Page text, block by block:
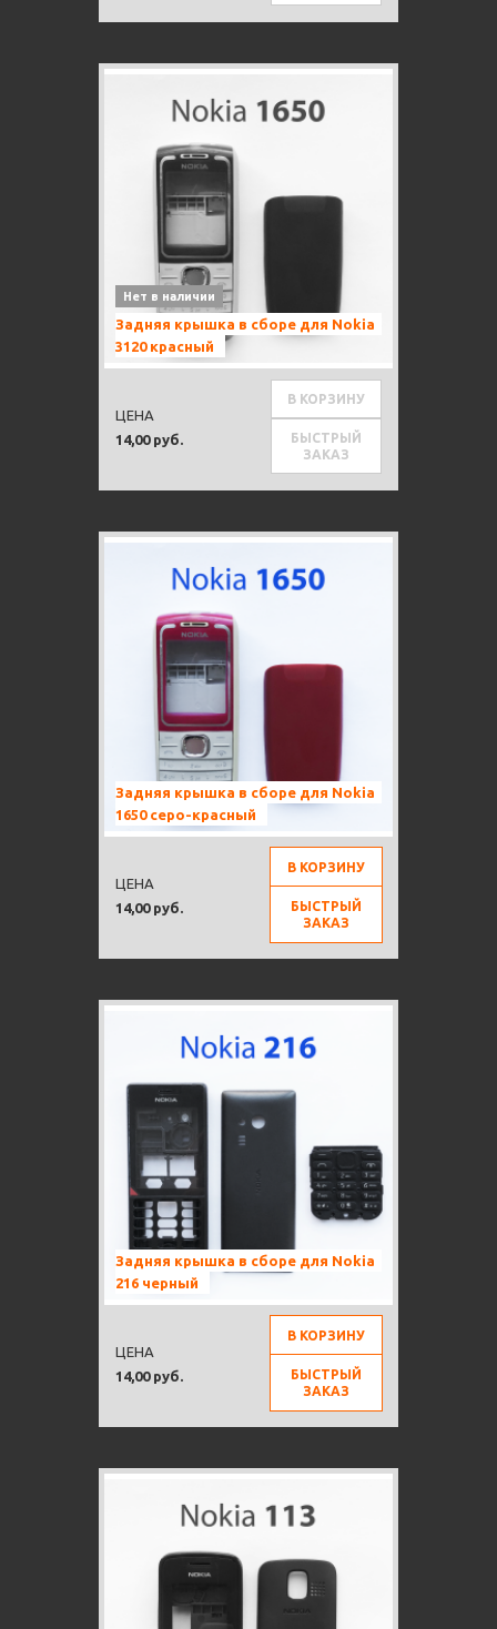
Нет в наличии
Задняя крышка в сборе для Nokia
3120 красный
14,00 руб.
ЦЕНА
В КОРЗИНУ
БЫСТРЫЙ
ЗАКАЗ
Задняя крышка в сборе для Nokia
1650 серо-красный
14,00 руб.
ЦЕНА
В КОРЗИНУ
БЫСТРЫЙ
ЗАКАЗ
Задняя крышка в сборе для Nokia
216 черный
14,00 руб.
ЦЕНА
В КОРЗИНУ
БЫСТРЫЙ
ЗАКАЗ